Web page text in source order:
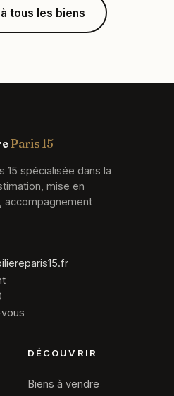
tous les biens
Paris 15
15 spécialisée dans la
mise en
accompagnement
DÉCOUVRIR
Biens à vendre